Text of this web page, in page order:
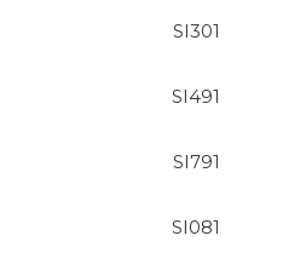
SI301
SI491
SI791
SI081